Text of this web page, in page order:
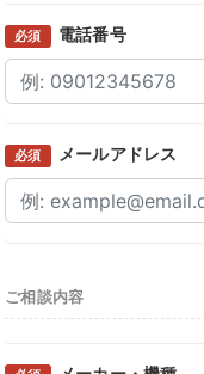
必須 電話番号
必須 メールアドレス
ご相談内容